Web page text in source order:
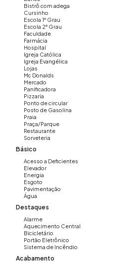
Bistrô com adega
Cursinho
Escola 1º Grau
Escola 2º Grau
Faculdade
Farmácia
Hospital
Igreja Católica
Igreja Evangélica
Lojas
Mc Donalds
Mercado
Panificadora
Pizzaria
Ponto de circular
Posto de Gasolina
Praia
Praça/Parque
Restaurante
Sorveteria
Básico
Acesso a Deficientes
Elevador
Energia
Esgoto
Pavimentação
Água
Destaques
Alarme
Aquecimento Central
Bicicletário
Portão Eletrônico
Sistema de Incêndio
Acabamento